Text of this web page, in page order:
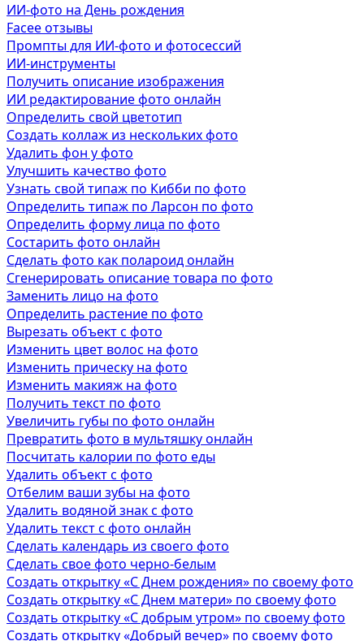
ИИ-фото на День рождения
Facee отзывы
Промпты для ИИ-фото и фотосессий
ИИ-инструменты
Получить описание изображения
ИИ редактирование фото онлайн
Определить свой цветотип
Создать коллаж из нескольких фото
Удалить фон у фото
Улучшить качество фото
Узнать свой типаж по Кибби по фото
Определить типаж по Ларсон по фото
Определить форму лица по фото
Состарить фото онлайн
Сделать фото как полароид онлайн
Сгенерировать описание товара по фото
Заменить лицо на фото
Определить растение по фото
Вырезать объект с фото
Изменить цвет волос на фото
Изменить прическу на фото
Изменить макияж на фото
Получить текст по фото
Увеличить губы по фото онлайн
Превратить фото в мультяшку онлайн
Посчитать калории по фото еды
Удалить объект с фото
Отбелим ваши зубы на фото
Удалить водяной знак с фото
Удалить текст с фото онлайн
Сделать календарь из своего фото
Сделать свое фото черно-белым
Создать открытку «С Днем рождения» по своему фото
Создать открытку «С Днем матери» по своему фото
Создать открытку «С добрым утром» по своему фото
Создать открытку «Добрый вечер» по своему фото